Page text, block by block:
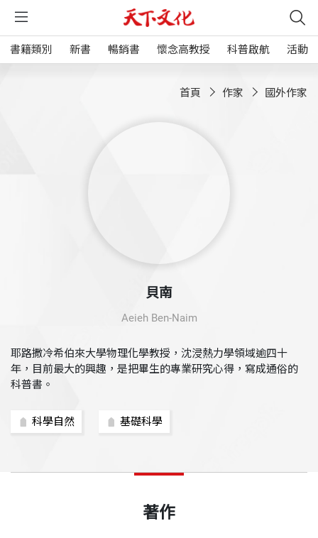
書籍類別 新書 暢銷書 懷念高教授 科普啟航 活動
首頁 作家 國外作家
貝南
Aeieh Ben-Naim
耶路撒冷希伯來大學物理化學教授，沈浸熱力學領域逾四十
年，目前最大的興趣，是把畢生的專業研究心得，寫成通俗的
科普書。
科學自然 基礎科學
著作